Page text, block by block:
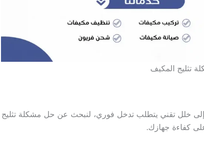
تثليج المكيف
إلى خلل تقني يتطلب تدخل فوري، لنبحث عن حل مشكلة تثليج
كفاءة جهازك.